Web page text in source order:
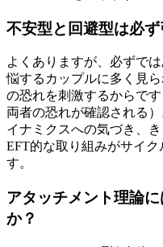
不安型と回避型は必
よくありますが、必ずで
悩するカップルに多く見
の恐れを刺激するからで
両者の恐れが確認される
イナミクスへの気づき、
EFT的な取り組みがサイ
す。
アタッチメント理論
か？